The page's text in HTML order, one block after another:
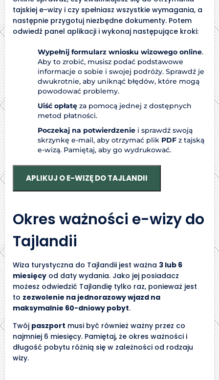
tajskiej e-wizy i czy spełniasz wszystkie wymagania, a
następnie przygotuj niezbędne dokumenty. Potem
odwiedź panel aplikacji i wykonaj następujące kroki:
Wypełnij formularz wniosku wizowego online.
Aby to zrobić, musisz podać podstawowe
informacje o sobie i swojej podróży. Sprawdź je
dwukrotnie, aby uniknąć błędów, które mogą
powodować problemy.
Uiść opłatę za pomocą jednej z dostępnych
metod płatności.
Poczekaj na potwierdzenie i sprawdź swoją
skrzynkę e-mail, aby otrzymać plik PDF z tajską
e-wizą. Pamiętaj, aby go wydrukować.
APLIKUJ O E-WIZĘ DO TAJLANDII
Okres ważności e-wizy do
Tajlandii
Wiza turystyczna do Tajlandii jest ważna 3 lub 6
miesięcy od daty wydania. Jako jej posiadacz
możesz odwiedzić Tajlandię tylko raz, ponieważ jest
to zezwolenie na jednorazowy wjazd na
maksymalnie 60-dniowy pobyt.
Twój paszport musi być również ważny przez co
najmniej 6 miesięcy. Pamiętaj, że okres ważności i
długość pobytu różnią się w zależności od rodzaju
wizy.